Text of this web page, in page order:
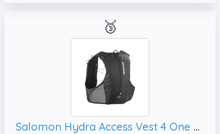
🥉
Salomon Hydra Access Vest 4 One Flask, Frasco Blando Incluido para Trail Cortos